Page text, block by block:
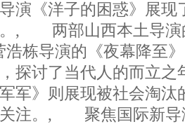
演《洋子的困惑》展现
。, 两部山西本土导演
浩栋导演的《夜幕降至
探讨了当代人的而立之
军》则展现被社会淘汰
关注。, 聚焦国际新导